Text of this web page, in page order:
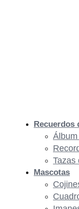
Recuerdos
Tazas
Mascotas